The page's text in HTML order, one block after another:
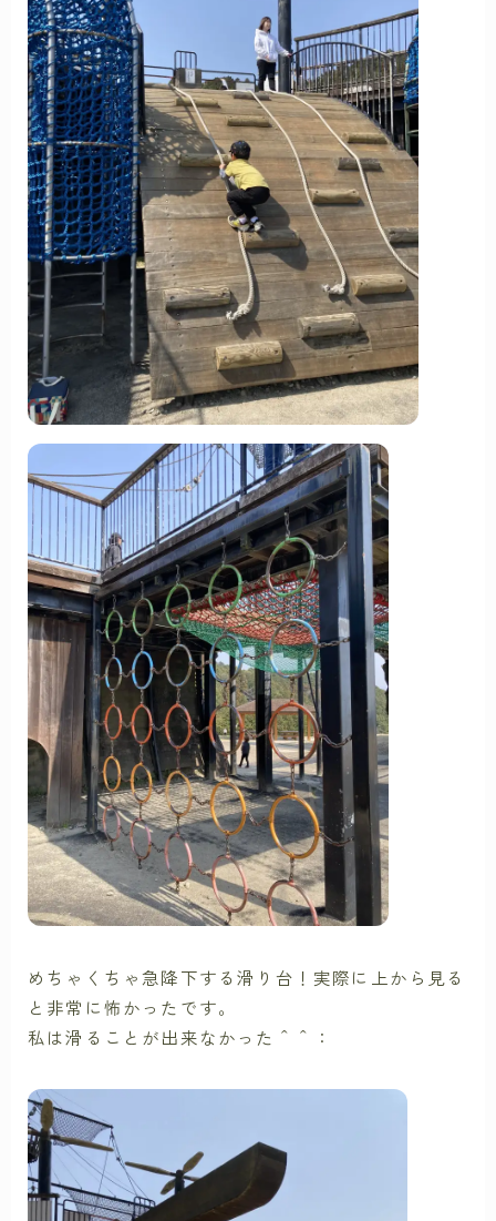
めちゃくちゃ急降下する滑り台！実際に上から見る
と非常に怖かったです。
私は滑ることが出来なかった＾＾：